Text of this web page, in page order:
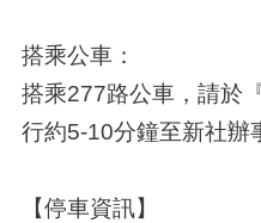
搭乘公車：
搭乘277路公車，請於
行約5-10分鐘至新社辦
【停車資訊】